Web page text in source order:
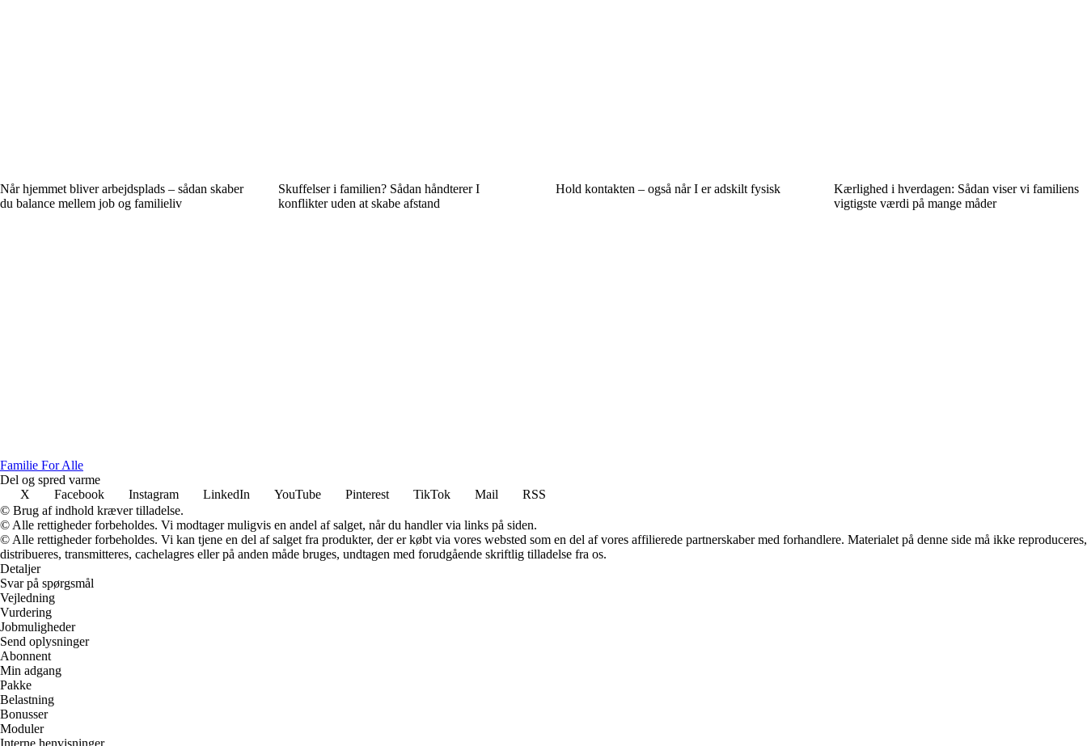
Når hjemmet bliver arbejdsplads – sådan skaber
du balance mellem job og familieliv
Skuffelser i familien? Sådan håndterer I
konflikter uden at skabe afstand
Hold kontakten – også når I er adskilt fysisk
Kærlighed i hverdagen: Sådan viser vi familiens
vigtigste værdi på mange måder
Familie For Alle
Del og spred varme
X
Facebook Instagram LinkedIn YouTube Pinterest TikTok Mail
RSS
© Brug af indhold kræver tilladelse.
© Alle rettigheder forbeholdes. Vi modtager muligvis en andel af salget, når du handler via links på siden.
© Alle rettigheder forbeholdes. Vi kan tjene en del af salget fra produkter, der er købt via vores websted som en del af vores affilierede partnerskaber med forhandlere. Materialet på denne side må ikke reproduceres,
distribueres, transmitteres, cachelagres eller på anden måde bruges, undtagen med forudgående skriftlig tilladelse fra os.
Detaljer
Svar på spørgsmål
Vejledning
Vurdering
Jobmuligheder
Send oplysninger
Abonnent
Min adgang
Pakke
Belastning
Bonusser
Moduler
Interne henvisninger